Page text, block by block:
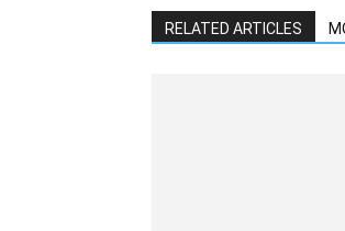
RELATED ARTICLES